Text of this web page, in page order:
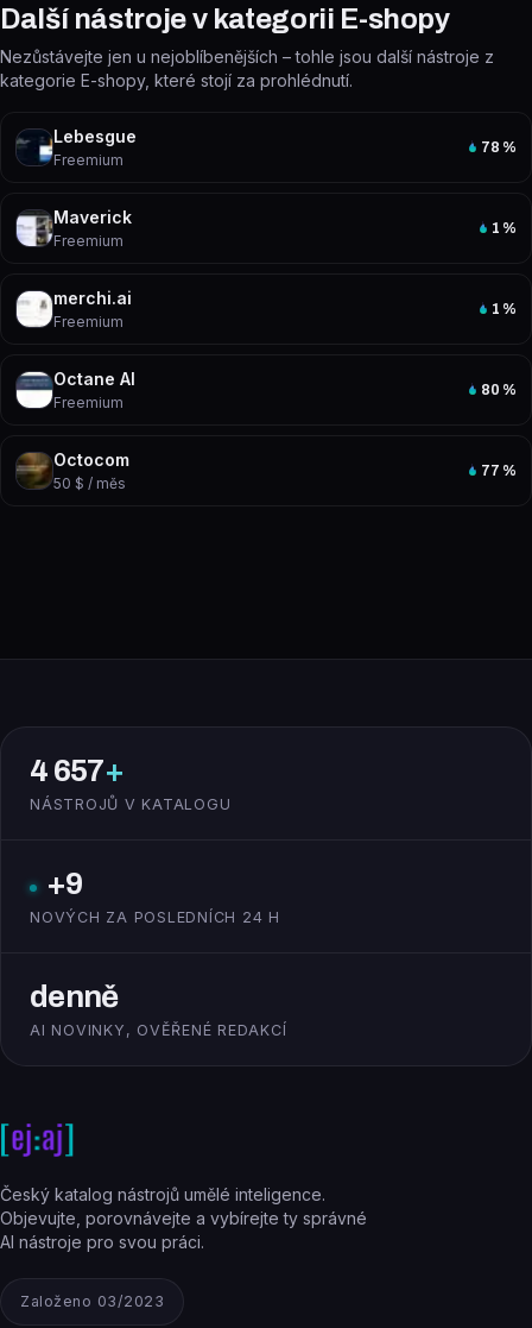
Další nástroje v kategorii E-shopy
Nezůstávejte jen u nejoblíbenějších – tohle jsou další nástroje z
kategorie E-shopy, které stojí za prohlédnutí.
Lebesgue
Freemium
78 %
Maverick
Freemium
1 %
merchi.ai
Freemium
1 %
Octane AI
Freemium
80 %
Octocom
50 $ / měs
77 %
4 657+
NÁSTROJŮ V KATALOGU
+9
NOVÝCH ZA POSLEDNÍCH 24 H
denně
AI NOVINKY, OVĚŘENÉ REDAKCÍ
Český katalog nástrojů umělé inteligence.
Objevujte, porovnávejte a vybírejte ty správné
AI nástroje pro svou práci.
Založeno 03/2023